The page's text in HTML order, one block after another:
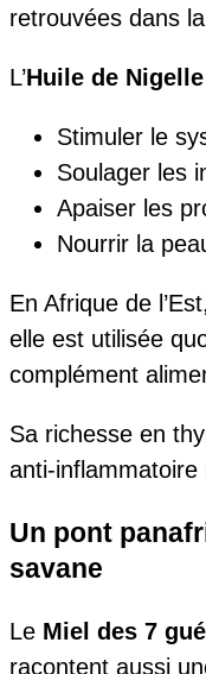
retrouvées dans
L’Huile de Nigelle
Stimuler le
Soulager les
Apaiser les
Nourrir la
En Afrique de
elle est utilisée
complément
Sa richesse en
anti-inflammatoire
Un pont
savane
Le Miel des 7
racontent aussi